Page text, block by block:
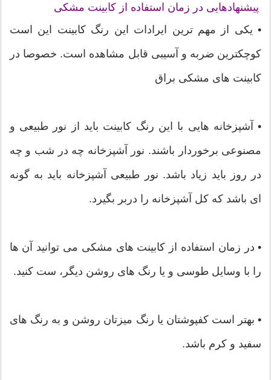
پیشنهادهایی در زمان استفاده از کابینت مشکی
• یکی از مهم ترین ایرادات این رنگ کابینت این است
کوچکترین ضربه و ﺁسیبی قابل مشاهده است. خصوصا در
کابینت های مشکی براق
• آشپزخانه هایی با این رنگ کابینت باید از نور طبیعی و
مصنوعی برخوردار باشند. نور آشپزخانه چه در شب و چه
در روز باید زیاد باشد. نور طبیعی آشپزخانه باید به گونه
ای باشد که کل آشپزخانه را دربر بگیرد.
• در زمان استفاده از کابینت های مشکی می توانید آن ها
را با وسایل طوسی و یا رنگ های روشن دیگر، ست کنید.
• بهتر است کفپوشتان یا رنگ میزتان روشن و به رنگ های
سفید و کرم باشد.